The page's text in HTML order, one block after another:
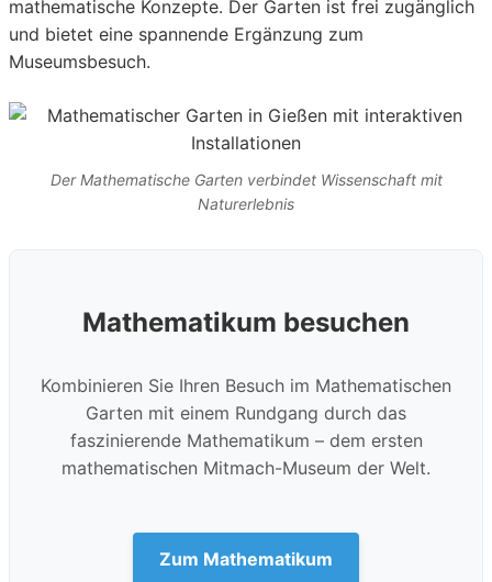
mathematische Konzepte. Der Garten ist frei zugänglich
und bietet eine spannende Ergänzung zum
Museumsbesuch.
Der Mathematische Garten verbindet Wissenschaft mit
Naturerlebnis
Mathematikum besuchen
Kombinieren Sie Ihren Besuch im Mathematischen
Garten mit einem Rundgang durch das
faszinierende Mathematikum – dem ersten
mathematischen Mitmach-Museum der Welt.
Zum Mathematikum